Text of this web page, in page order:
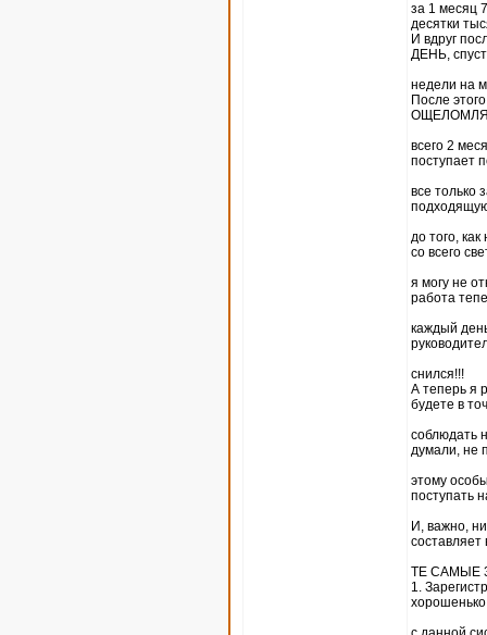
за 1 месяц
десятки
И вдруг
ДЕНЬ,
недели на
После
всего 2
поступает
все только
до того,
со всего
я могу не
работа
каждый
снился!!!
А теперь я
будете в
соблюдать
думали, не
этому
поступать
И, важно,
составляет
ТЕ САМЫЕ
1.
хорошенько